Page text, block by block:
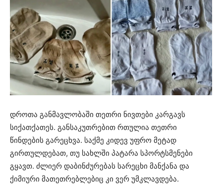
დროთა განმავლობაში თეთრი ნივთები კარგავს
სიქათქათეს. განსაკუთრებით რთულია თეთრი
წინდების გარეცხვა. საქმე კიდევ უფრო მეტად
გირთულდებათ, თუ სახლში პატარა სპორტსმენები
გყავთ. ძლიერ დაბინძურებას სარეცხი მანქანა და
ქიმიური მათეთრებლებიც კი ვერ უმკლავდება.